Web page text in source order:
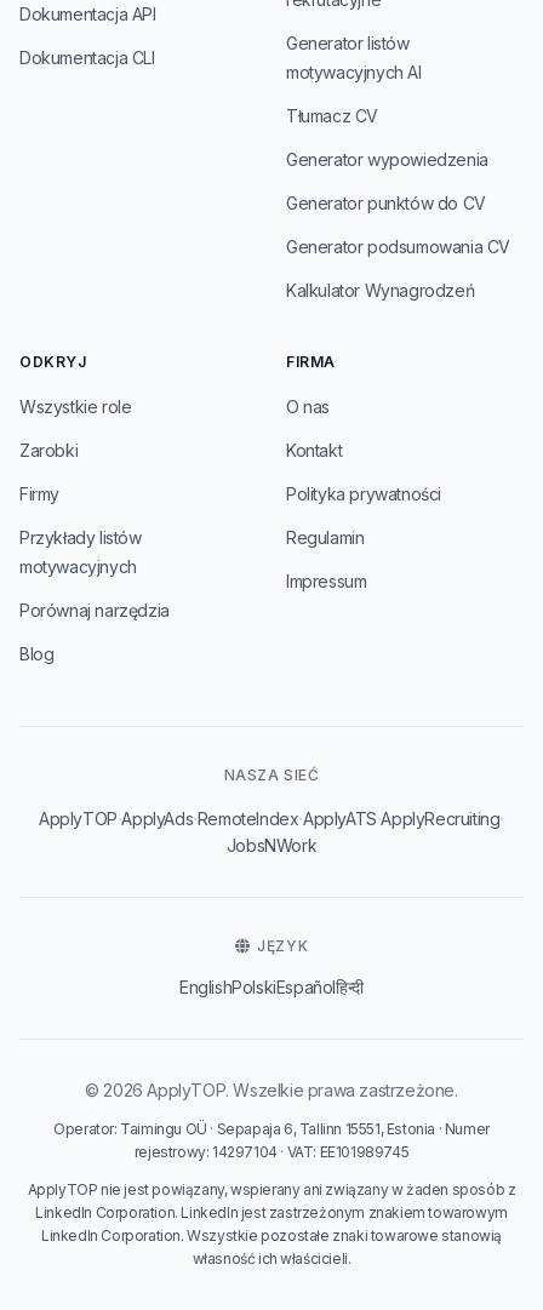
Dokumentacja API
Dokumentacja CLI
Generator listów
motywacyjnych AI
Tłumacz CV
Generator wypowiedzenia
Generator punktów do CV
Generator podsumowania CV
Kalkulator Wynagrodzeń
ODKRYJ
Wszystkie role
Zarobki
Firmy
Przykłady listów
motywacyjnych
Porównaj narzędzia
Blog
FIRMA
O nas
Kontakt
Polityka prywatności
Regulamin
Impressum
NASZA SIEĆ
ApplyTOP·ApplyAds·RemoteIndex·ApplyATS·ApplyRecruiting·
JobsNWork
JĘZYK
EnglishPolskiEspañolहिन्दी
© 2026 ApplyTOP. Wszelkie prawa zastrzeżone.
Operator: Taimingu OÜ · Sepapaja 6, Tallinn 15551, Estonia · Numer
rejestrowy: 14297104 · VAT: EE101989745
ApplyTOP nie jest powiązany, wspierany ani związany w żaden sposób z
LinkedIn Corporation. LinkedIn jest zastrzeżonym znakiem towarowym
LinkedIn Corporation. Wszystkie pozostałe znaki towarowe stanowią
własność ich właścicieli.